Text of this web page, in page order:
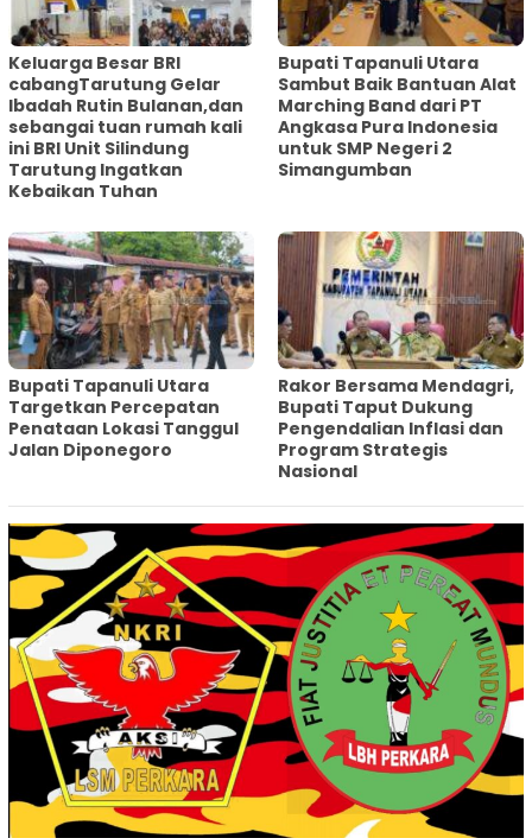
Keluarga Besar BRI
cabangTarutung Gelar
Ibadah Rutin Bulanan,dan
sebangai tuan rumah kali
ini BRI Unit Silindung
Tarutung Ingatkan
Kebaikan Tuhan
Bupati Tapanuli Utara
Sambut Baik Bantuan Alat
Marching Band dari PT
Angkasa Pura Indonesia
untuk SMP Negeri 2
Simangumban
‎Bupati Tapanuli Utara
Targetkan Percepatan
Penataan Lokasi Tanggul
Jalan Diponegoro
Rakor Bersama Mendagri,
Bupati Taput Dukung
Pengendalian Inflasi dan
Program Strategis
Nasional‎